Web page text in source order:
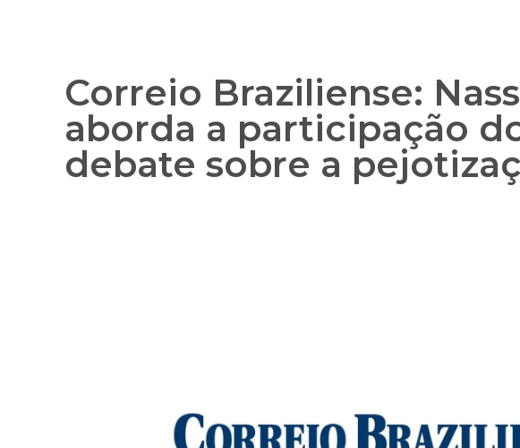
Correio Braziliense:
aborda a participação
debate sobre a